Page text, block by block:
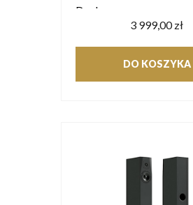
Dealer
3 999,00 zł
DO KOSZYKA